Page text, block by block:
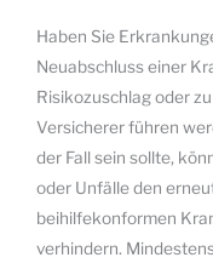
Haben Sie
Neuabschluss einer
Risikozuschlag oder
Versicherer führen
der Fall sein sollte,
oder Unfälle den
beihilfekonformen
verhindern.